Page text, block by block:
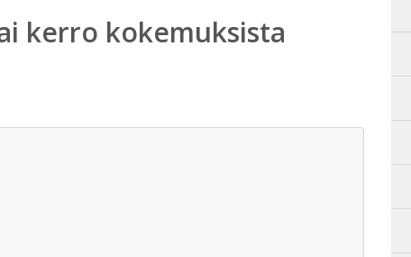
kerro kokemuksista